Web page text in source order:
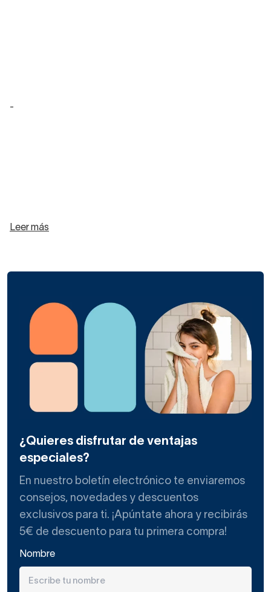
-
Leer más
¿Quieres disfrutar de ventajas
especiales?
En nuestro boletín electrónico te enviaremos
consejos, novedades y descuentos
exclusivos para ti. ¡Apúntate ahora y recibirás
5€ de descuento para tu primera compra!
Nombre